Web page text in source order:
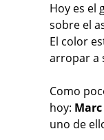
Hoy es el
sobre el
El color
arropar a
Como
hoy:
uno de